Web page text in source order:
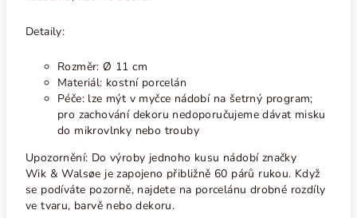
Detaily:
Rozměr: Ø 11 cm
Materiál: kostní porcelán
Péče: lze mýt v myčce nádobí na šetrný program;
pro zachování dekoru nedoporučujeme dávat misku
do mikrovlnky nebo trouby
Upozornění: Do výroby jednoho kusu nádobí značky
Wik & Walsøe je zapojeno přibližně 60 párů rukou. Když
se podíváte pozorně, najdete na porcelánu drobné rozdíly
ve tvaru, barvě nebo dekoru.